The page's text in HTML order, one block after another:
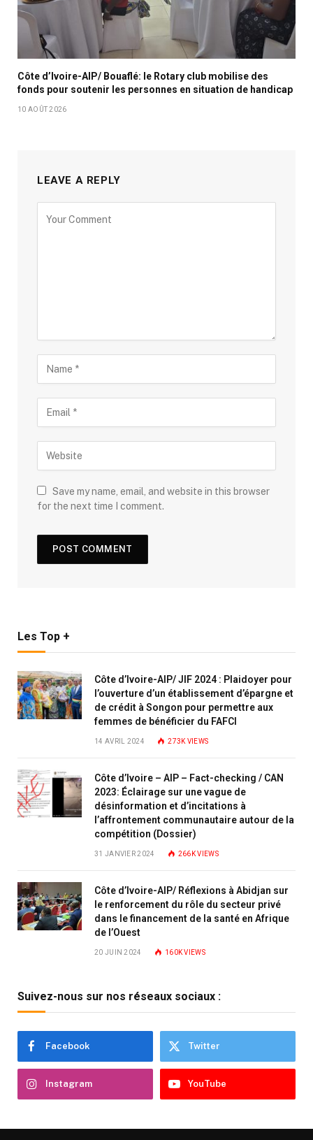
Côte d’Ivoire-AIP/ Bouaflé: le Rotary club mobilise des
fonds pour soutenir les personnes en situation de handicap
10 AOÛT 2026
LEAVE A REPLY
Save my name, email, and website in this browser
for the next time I comment.
Les Top +
Côte d’Ivoire-AIP/ JIF 2024 : Plaidoyer pour
l’ouverture d’un établissement d’épargne et
de crédit à Songon pour permettre aux
femmes de bénéficier du FAFCI
14 AVRIL 2024 273K VIEWS
Côte d’Ivoire – AIP – Fact-checking / CAN
2023: Éclairage sur une vague de
désinformation et d’incitations à
l’affrontement communautaire autour de la
compétition (Dossier)
31 JANVIER 2024 266KVIEWS
Côte d’Ivoire-AIP/ Réflexions à Abidjan sur
le renforcement du rôle du secteur privé
dans le financement de la santé en Afrique
de l’Ouest
20 JUIN 2024 160KVIEWS
Suivez-nous sur nos réseaux sociaux :
Facebook Twitter
Instagram YouTube